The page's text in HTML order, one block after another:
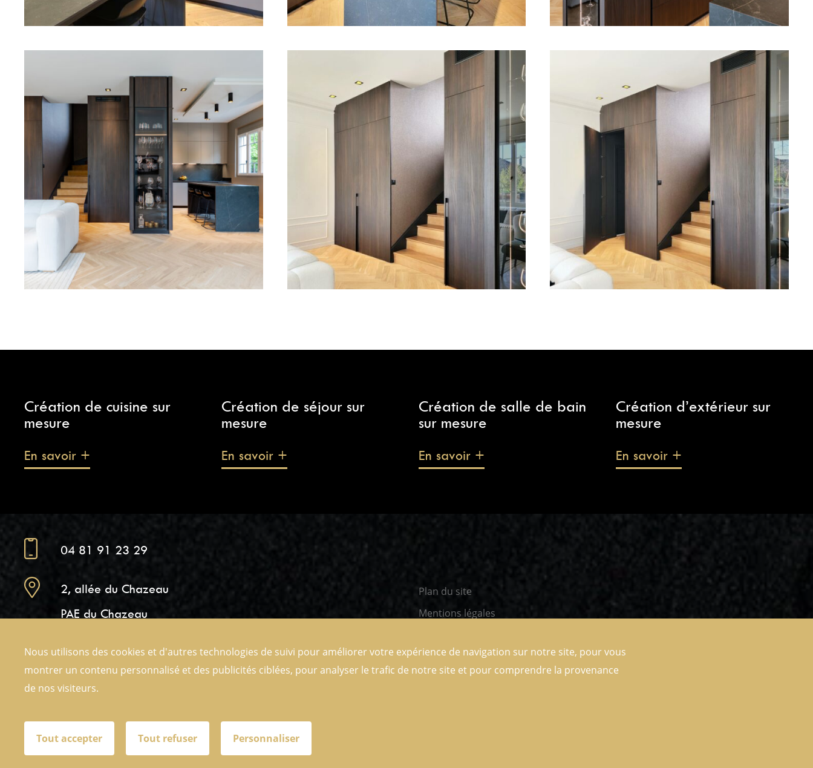
Création de cuisine sur
mesure
En savoir +
Création de séjour sur
mesure
En savoir +
Création de salle de bain
sur mesure
En savoir +
Création d’extérieur sur
mesure
En savoir +
04 81 91 23 29
2, allée du Chazeau
PAE du Chazeau
Nous contacter
Plan du site
Mentions légales
Nous utilisons des cookies et d'autres technologies de suivi pour améliorer votre expérience de navigation sur notre site, pour vous
montrer un contenu personnalisé et des publicités ciblées, pour analyser le trafic de notre site et pour comprendre la provenance
de nos visiteurs.
Tout accepter Tout refuser Personnaliser